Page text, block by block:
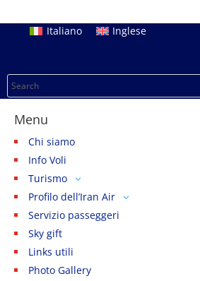
Italiano Inglese
Menu
Chi siamo
Info Voli
Turismo
3
Le città 3
Teheran
Mashhad
Kashan
Isfahan
Calendario
Frasi utili
Lo stato
Le feste
Profilo dell’Iran Air 3
Iran Air Tours
Homa Hotels
Homa Tourism Center
Servizi
Servizio passeggeri
Sky gift
Links utili
Photo Gallery